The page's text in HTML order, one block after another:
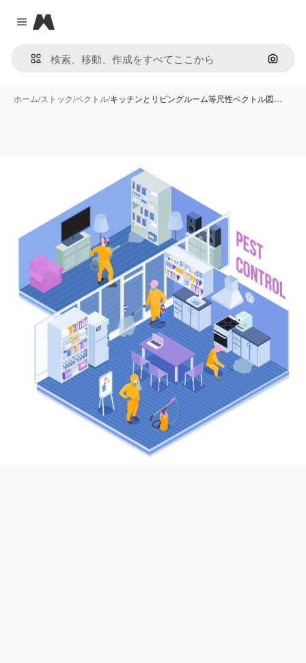
Close menu
Magnific
画像で
ホーム/ストック/ベクトル/キッチンとリビングルーム等尺性ベクトル図…